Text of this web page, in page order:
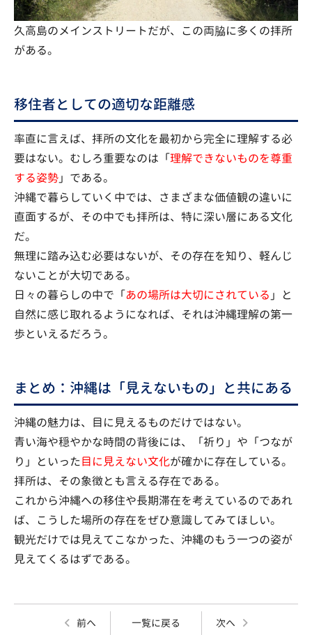
久高島のメインストリートだが、この両脇に多くの拝所
がある。
移住者としての適切な距離感
率直に言えば、拝所の文化を最初から完全に理解する必
要はない。むしろ重要なのは「理解できないものを尊重
する姿勢」である。
沖縄で暮らしていく中では、さまざまな価値観の違いに
直面するが、その中でも拝所は、特に深い層にある文化
だ。
無理に踏み込む必要はないが、その存在を知り、軽んじ
ないことが大切である。
日々の暮らしの中で「あの場所は大切にされている 」と
自然に感じ取れるようになれば、それは沖縄理解の第一
歩といえるだろう。
まとめ：沖縄は「見えないもの」と共にある
沖縄の魅力は、目に見えるものだけではない。
青い海や穏やかな時間の背後には、「祈り」や「つなが
り」といった目に見えない文化が確かに存在している。
拝所は、その象徴とも言える存在である。
これから沖縄への移住や長期滞在を考えているのであれ
ば、こうした場所の存在をぜひ意識してみてほしい。
観光だけでは見えてこなかった、沖縄のもう一つの姿が
見えてくるはずである。
前へ 一覧に戻る 次へ